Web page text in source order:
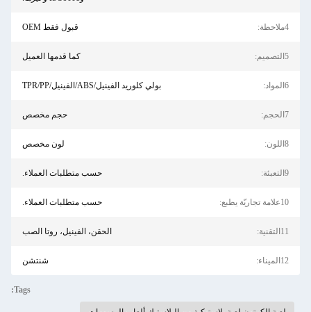
قبول فقط OEM
كما قدمها العميل
بولي كلوريد الفينيل/ABS/الفينيل/TPR/PP
حجم مخصص
لون مخصص
حسب متطلبات العملاء.
حسب متطلبات العملاء.
الحقن، الفينيل، روتا الصب
شنتشن
Tags: